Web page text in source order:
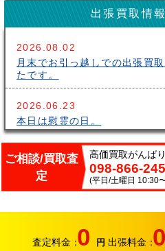
出張買取情
2026.08.02
月末でお引っ越しでの出張買
たです。
2026.06.23
本日は慰霊の日。
2026.06.14
こんにちはサークルです。梅
出張買取頑張ってます。
2026.06.07
り強化中です。
ご相談/買取査
定
高価買取がんば
098-866-
(平日/土曜日 10:30
査定料金：0 円 出張料金：0